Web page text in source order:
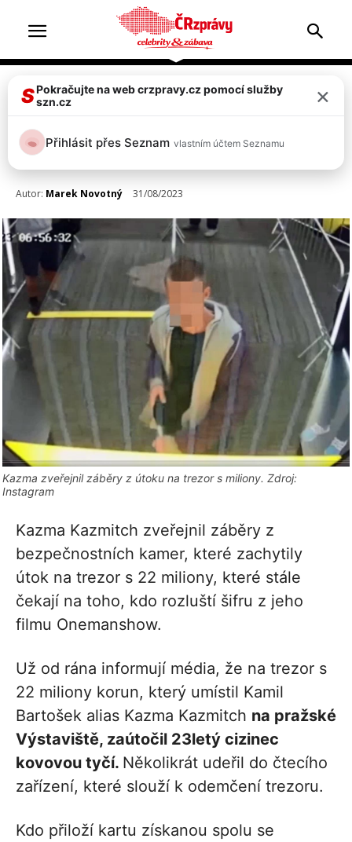
Celebrity
VIDEO: Kazma zveřejnil záběry
z útoku na trezor s miliony
Autor: Marek Novotný 31/08/2023
Kazma zveřejnil záběry z útoku na trezor s miliony. Zdroj:
Instagram
Kazma Kazmitch zveřejnil záběry z
bezpečnostních kamer, které zachytily
útok na trezor s 22 miliony, které stále
čekají na toho, kdo rozluští šifru z jeho
filmu Onemanshow.
Už od rána informují média, že na trezor s
22 miliony korun, který umístil Kamil
Bartošek alias Kazma Kazmitch na pražské
Výstaviště, zaútočil 23letý cizinec
kovovou tyčí. Několikrát udeřil do čtecího
zařízení, které slouží k odemčení trezoru.
Kdo přiloží kartu získanou spolu se
SPokračujte na web crzpravy.cz pomocí služby
szn.cz
×
Přihlásit přes Seznam vlastním účtem Seznamu